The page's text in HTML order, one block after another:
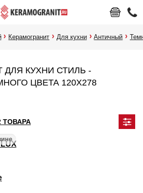
Керамогранит Для кухни Античный
ДЛЯ КУХНИ СТИЛЬ -
ЦВЕТА 120Х278
ТОВАРА